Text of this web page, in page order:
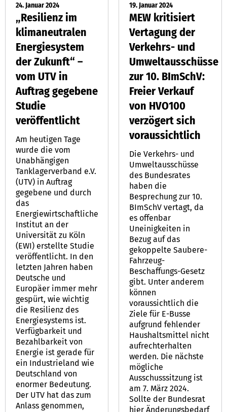
24. Januar 2024
„Resilienz im
klimaneutralen
Energiesystem
der Zukunft“ –
vom UTV in
Auftrag gegebene
Studie
veröffentlicht
Am heutigen Tage
wurde die vom
Unabhängigen
Tanklagerverband e.V.
(UTV) in Auftrag
gegebene und durch
das
Energiewirtschaftliche
Institut an der
Universität zu Köln
(EWI) erstellte Studie
veröffentlicht. In den
letzten Jahren haben
Deutsche und
Europäer immer mehr
gespürt, wie wichtig
die Resilienz des
Energiesystems ist.
Verfügbarkeit und
Bezahlbarkeit von
Energie ist gerade für
ein Industrieland wie
Deutschland von
enormer Bedeutung.
Der UTV hat das zum
Anlass genommen,
19. Januar 2024
MEW kritisiert
Vertagung der
Verkehrs- und
Umweltausschüsse
zur 10. BImSchV:
Freier Verkauf
von HVO100
verzögert sich
voraussichtlich
Die Verkehrs- und
Umweltausschüsse
des Bundesrates
haben die
Besprechung zur 10.
BImSchV vertagt, da
es offenbar
Uneinigkeiten in
Bezug auf das
gekoppelte Saubere-
Fahrzeug-
Beschaffungs-Gesetz
gibt. Unter anderem
können
voraussichtlich die
Ziele für E-Busse
aufgrund fehlender
Haushaltsmittel nicht
aufrechterhalten
werden. Die nächste
mögliche
Ausschusssitzung ist
am 7. März 2024.
Sollte der Bundesrat
hier Änderungsbedarf